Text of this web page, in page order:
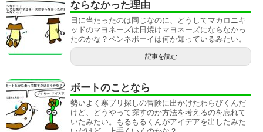
ならなかった理由
日に当たったのは同じなのに、どうしてマカロニキ
ッドのマヨネーズは日焼けマヨネーズにならなかっ
たのかな？ペンネボーイは何か知っているみたい。
記事を読む
ボートのことなら
勢いよく寒ブリ探しの冒険に出かけたわらびくんだ
けど、どうやって探すのか方法を考えるのを忘れて
いたみたい。もるもるくんがアイデアを出したみた